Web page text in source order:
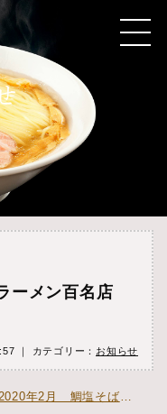
ーメン百名店
｜ カテゴリー： お知らせ
2020年2月 鯛塩そば灯花千葉ペリエ店 オープン »